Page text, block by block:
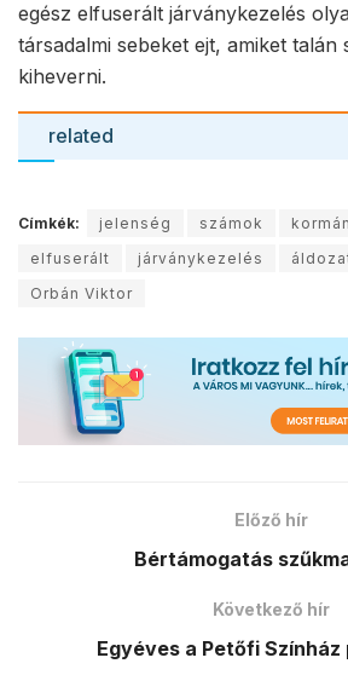
egész elfuserált járványkezelés
társadalmi sebeket ejt, amiket talán
kiheverni.
related
Címkék: jelenség számok
elfuserált
járványkezelés
Orbán Viktor
Előző hír
Bértámogatás
Következő hír
Egyéves a Petőfi Színház